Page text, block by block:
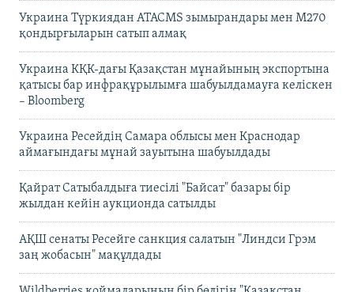
Украина Түркиядан ATACMS зымырандары мен M270
қондырғыларын сатып алмақ
Украина КҚК-дағы Қазақстан мұнайының экспортына
қатысы бар инфрақұрылымға шабуылдамауға келіскен
– Bloomberg
Украина Ресейдің Самара облысы мен Краснодар
аймағындағы мұнай зауытына шабуылдады
Қайрат Сатыбалдыға тиесілі "Байсат" базары бір
жылдан кейін аукционда сатылды
АҚШ сенаты Ресейге санкция салатын "Линдси Грэм
заң жобасын" мақұлдады